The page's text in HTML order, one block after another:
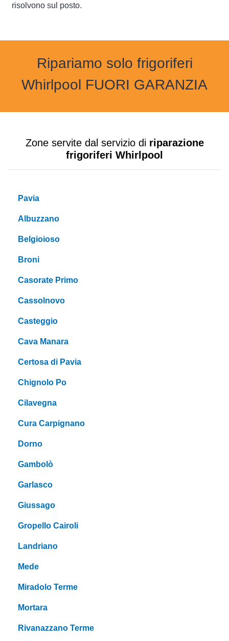
risolvono sul posto.
Ripariamo solo frigoriferi
Whirlpool FUORI GARANZIA
Zone servite dal servizio di riparazione
frigoriferi Whirlpool
Pavia
Albuzzano
Belgioioso
Broni
Casorate Primo
Cassolnovo
Casteggio
Cava Manara
Certosa di Pavia
Chignolo Po
Cilavegna
Cura Carpignano
Dorno
Gambolò
Garlasco
Giussago
Gropello Cairoli
Landriano
Mede
Miradolo Terme
Mortara
Rivanazzano Terme